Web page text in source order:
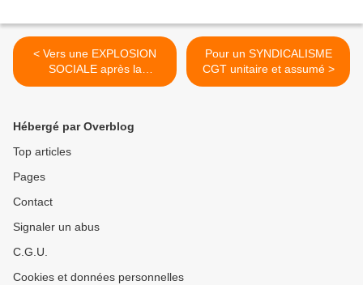
< Vers une EXPLOSION
SOCIALE après la
pandémie ?
Pour un SYNDICALISME
CGT unitaire et assumé >
Hébergé par Overblog
Top articles
Pages
Contact
Signaler un abus
C.G.U.
Cookies et données personnelles